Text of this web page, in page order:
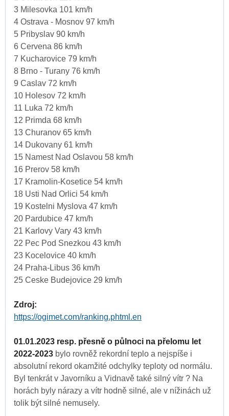
3 Milesovka 101 km/h
4 Ostrava - Mosnov 97 km/h
5 Pribyslav 90 km/h
6 Cervena 86 km/h
7 Kucharovice 79 km/h
8 Brno - Turany 76 km/h
9 Caslav 72 km/h
10 Holesov 72 km/h
11 Luka 72 km/h
12 Primda 68 km/h
13 Churanov 65 km/h
14 Dukovany 61 km/h
15 Namest Nad Oslavou 58 km/h
16 Prerov 58 km/h
17 Kramolin-Kosetice 54 km/h
18 Usti Nad Orlici 54 km/h
19 Kostelni Myslova 47 km/h
20 Pardubice 47 km/h
21 Karlovy Vary 43 km/h
22 Pec Pod Snezkou 43 km/h
23 Kocelovice 40 km/h
24 Praha-Libus 36 km/h
25 Ceske Budejovice 29 km/h
Zdroj:
https://ogimet.com/ranking.phtml.en
01.01.2023 resp. přesně o půlnoci na přelomu let
2022-2023 bylo rovněž rekordní teplo a nejspíše i
absolutní rekord okamžité odchylky teploty od normálu.
Byl tenkrát v Javorníku a Vidnavě také silný vítr ? Na
horách byly nárazy a vítr hodně silné, ale v nížinách už
tolik být silné nemusely.